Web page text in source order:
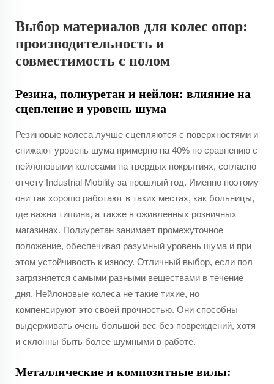
Выбор материалов для колес опор:
производительность и
совместимость с полом
Резина, полиуретан и нейлон: влияние на
сцепление и уровень шума
Резиновые колеса лучше сцепляются с поверхностями и
снижают уровень шума примерно на 40% по сравнению с
нейлоновыми колесами на твердых покрытиях, согласно
отчету Industrial Mobility за прошлый год. Именно поэтому
они так хорошо работают в таких местах, как больницы,
где важна тишина, а также в оживленных розничных
магазинах. Полиуретан занимает промежуточное
положение, обеспечивая разумный уровень шума и при
этом устойчивость к износу. Отличный выбор, если пол
загрязняется самыми разными веществами в течение
дня. Нейлоновые колеса не такие тихие, но
компенсируют это своей прочностью. Они способны
выдерживать очень большой вес без повреждений, хотя
и склонны быть более шумными в работе.
Металлические и композитные вилы: